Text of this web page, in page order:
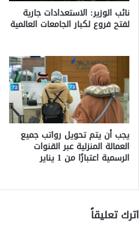
نائب الوزير: الاستعدادات جارية
لفتح فروع لكبار الجامعات العالمية
يجب أن يتم تحويل رواتب جميع
العمالة المنزلية عبر القنوات
الرسمية اعتبارًا من 1 يناير
اترك تعليقاً